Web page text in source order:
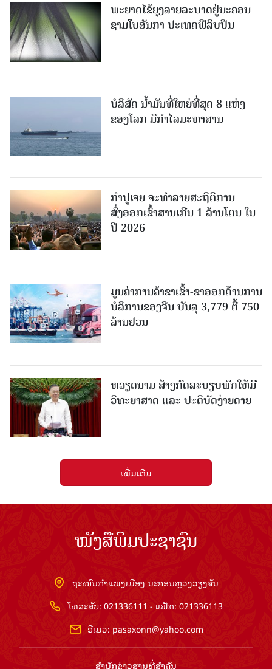
ພະຍາດໄຂ້ຍຸງລາຍລະບາດຢູ່ນະຄອນ
ຊາມໂບ​ອັນກາ ປະເທດຟີລິບປິນ
ບໍລິສັດ ນ້ຳມັນທີ່ໃຫຍ່ທີ່ສຸດ 8 ແຫ່ງ
ຂອງໂລກ ມີກຳໄລມະຫາສານ
ກຳປູເຈຍ ຈະທຳລາຍສະຖິຕິການ
ສົ່ງອອກເຂົ້າສານເກີນ 1 ລ້ານໂຕນ ໃນ
ປີ 2026
ມູນຄ່າການຄ້າຂາເຂົ້າ-ຂາອອກດ້ານການ
ບໍລິການຂອງຈີນ ບັນລຸ 3,779 ຕື້ 750
ລ້ານຢວນ
ຫວຽດນາມ ສ້າງກົດລະບຽບພັກໃຫ້ມີ
ວິທະຍາສາດ ແລະ ປະຕິບັດງ່າຍດາຍ
ເພີ່ມເຕີມ
ໜັງສືພິມປະຊາຊົນ
ຖະໜົນກຳແພງເມືອງ ນະຄອນຫຼວງວຽງຈັນ
ໂທລະສັບ: 021336111 - ແຟັກ: 021336113
ອີເມວ: pasaxonn@yahoo.com
ສຳ​ນັກ​ຂ່າວ​ສານ​ທີ່​ສຳ​ຄັນ​